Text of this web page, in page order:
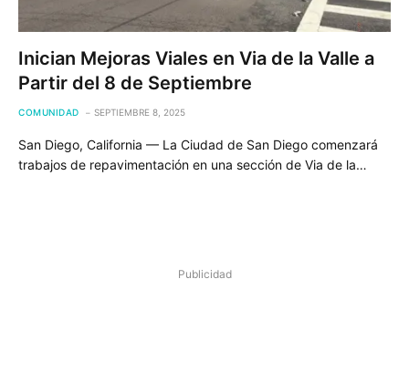
Inician Mejoras Viales en Via de la Valle a
Partir del 8 de Septiembre
COMUNIDAD SEPTIEMBRE 8, 2025
San Diego, California — La Ciudad de San Diego comenzará
trabajos de repavimentación en una sección de Via de la…
Publicidad